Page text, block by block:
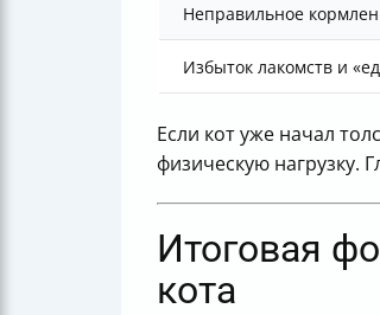
Неправильное
Избыток лакомств и
Если кот уже начал
физическую нагрузку.
Итоговая
кота